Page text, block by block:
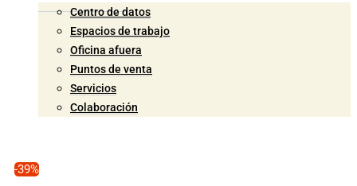
Centro de datos
Espacios de trabajo
Oficina afuera
Puntos de venta
Servicios
Colaboración
-39%